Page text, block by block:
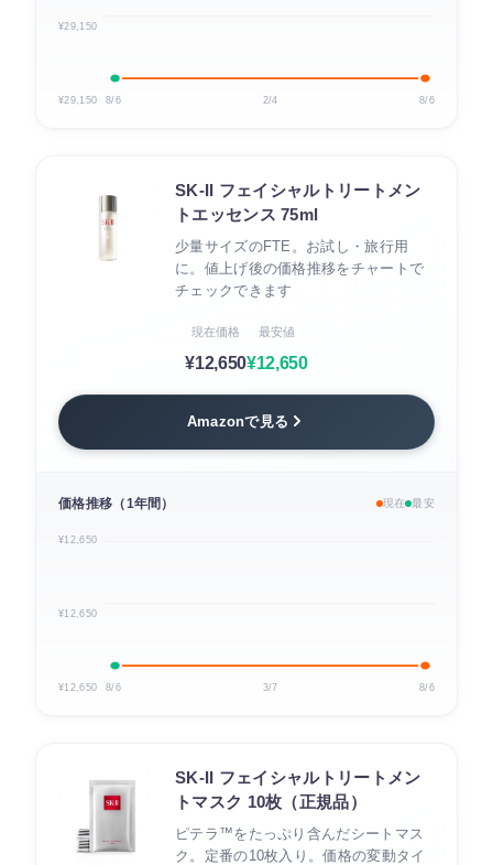
¥29,150
¥29,150 8/6 2/4 8/6
SK-II フェイシャルトリートメン
トエッセンス 75ml
少量サイズのFTE。お試し・旅行用
に。値上げ後の価格推移をチャートで
チェックできます
現在価格
¥12,650
最安値
¥12,650
Amazonで見る
価格推移（1年間） 現在 最安
¥12,650
¥12,650
¥12,650 8/6 3/7 8/6
SK-II フェイシャルトリートメン
トマスク 10枚（正規品）
ピテラ™をたっぷり含んだシートマス
ク。定番の10枚入り。価格の変動タイ